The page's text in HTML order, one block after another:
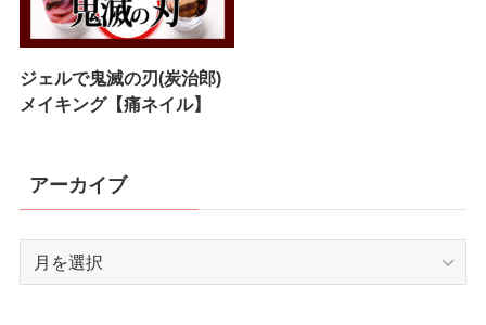
ジェルで鬼滅の刃(炭治郎)
メイキング【痛ネイル】
アーカイブ